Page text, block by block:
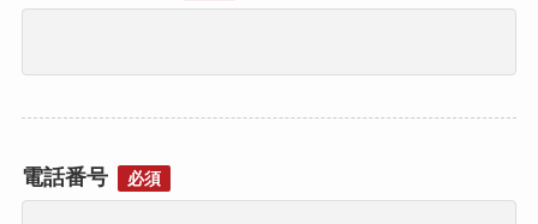
電話番号 必須